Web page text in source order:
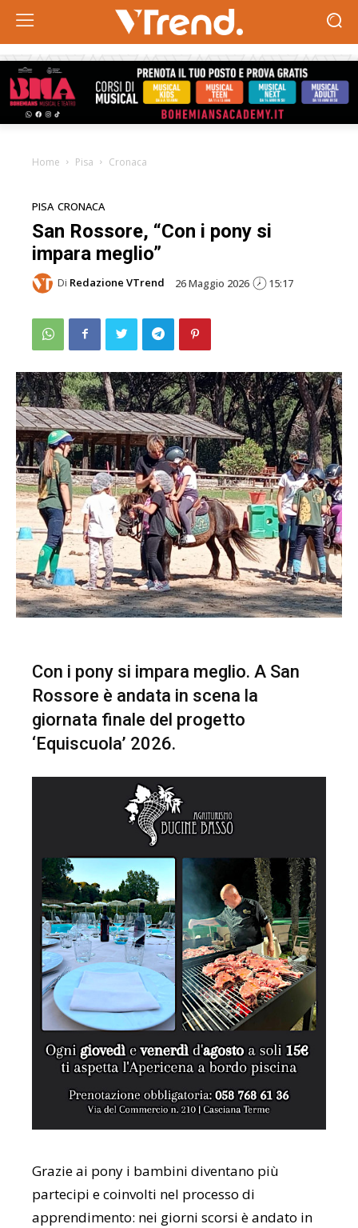
Home Pisa Cronaca
PISA CRONACA
San Rossore, “Con i pony si
impara meglio”
Di Redazione VTrend 26 Maggio 2026 15:17
Con i pony si impara meglio. A San
Rossore è andata in scena la
giornata finale del progetto
‘Equiscuola’ 2026.
Grazie ai pony i bambini diventano più
partecipi e coinvolti nel processo di
apprendimento: nei giorni scorsi è andato in